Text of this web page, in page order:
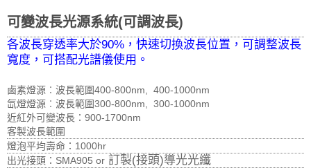
可變波長光源系統(可調波長)
各波長穿透率大於90%，快速切換波長位置，可調整波長
寬度，可搭配光譜儀使用。
鹵素燈源︰波長範圍400-800nm, 400-1000nm
氙燈燈源︰波長範圍300-800nm, 300-1000nm
近紅外可變波長：900-1700nm
客製波長範圍
燈泡平均壽命：1000hr
出光接頭：SMA905 or 訂製(接頭)導光光纖